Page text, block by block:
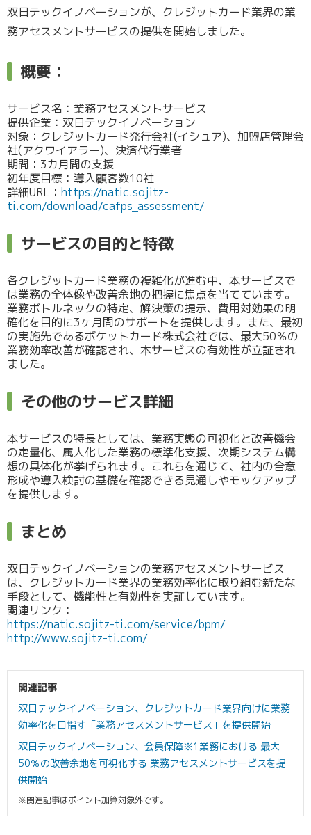
双日テックイノベーションが、クレジットカード業界の業
務アセスメントサービスの提供を開始しました。
概要：
サービス名：業務アセスメントサービス
提供企業：双日テックイノベーション
対象：クレジットカード発行会社(イシュア)、加盟店管理会
社(アクワイアラー)、決済代行業者
期間：3カ月間の支援
初年度目標：導入顧客数10社
詳細URL： https://natic.sojitz-
ti.com/download/cafps_assessment/
サービスの目的と特徴
各クレジットカード業務の複雑化が進む中、本サービスで
は業務の全体像や改善余地の把握に焦点を当てています。
業務ボトルネックの特定、解決策の提示、費用対効果の明
確化を目的に3ヶ月間のサポートを提供します。また、最初
の実施先であるポケットカード株式会社では、最大50％の
業務効率改善が確認され、本サービスの有効性が立証され
ました。
その他のサービス詳細
本サービスの特長としては、業務実態の可視化と改善機会
の定量化、属人化した業務の標準化支援、次期システム構
想の具体化が挙げられます。これらを通じて、社内の合意
形成や導入検討の基礎を確認できる見通しやモックアップ
を提供します。
まとめ
双日テックイノベーションの業務アセスメントサービス
は、クレジットカード業界の業務効率化に取り組む新たな
手段として、機能性と有効性を実証しています。
関連リンク：
https://natic.sojitz-ti.com/service/bpm/
http://www.sojitz-ti.com/
関連記事
双日テックイノベーション、クレジットカード業界向けに業務
効率化を目指す「業務アセスメントサービス」を提供開始
双日テックイノベーション、会員保障※1業務における 最大
50％の改善余地を可視化する 業務アセスメントサービスを提
供開始
※関連記事はポイント加算対象外です。